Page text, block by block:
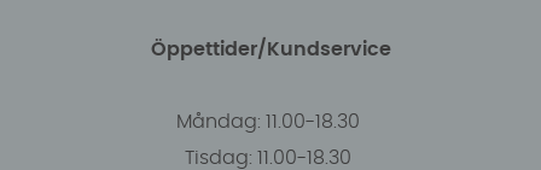
Öppettider/Kundservice
Måndag: 11.00-18.30
Tisdag: 11.00-18.30